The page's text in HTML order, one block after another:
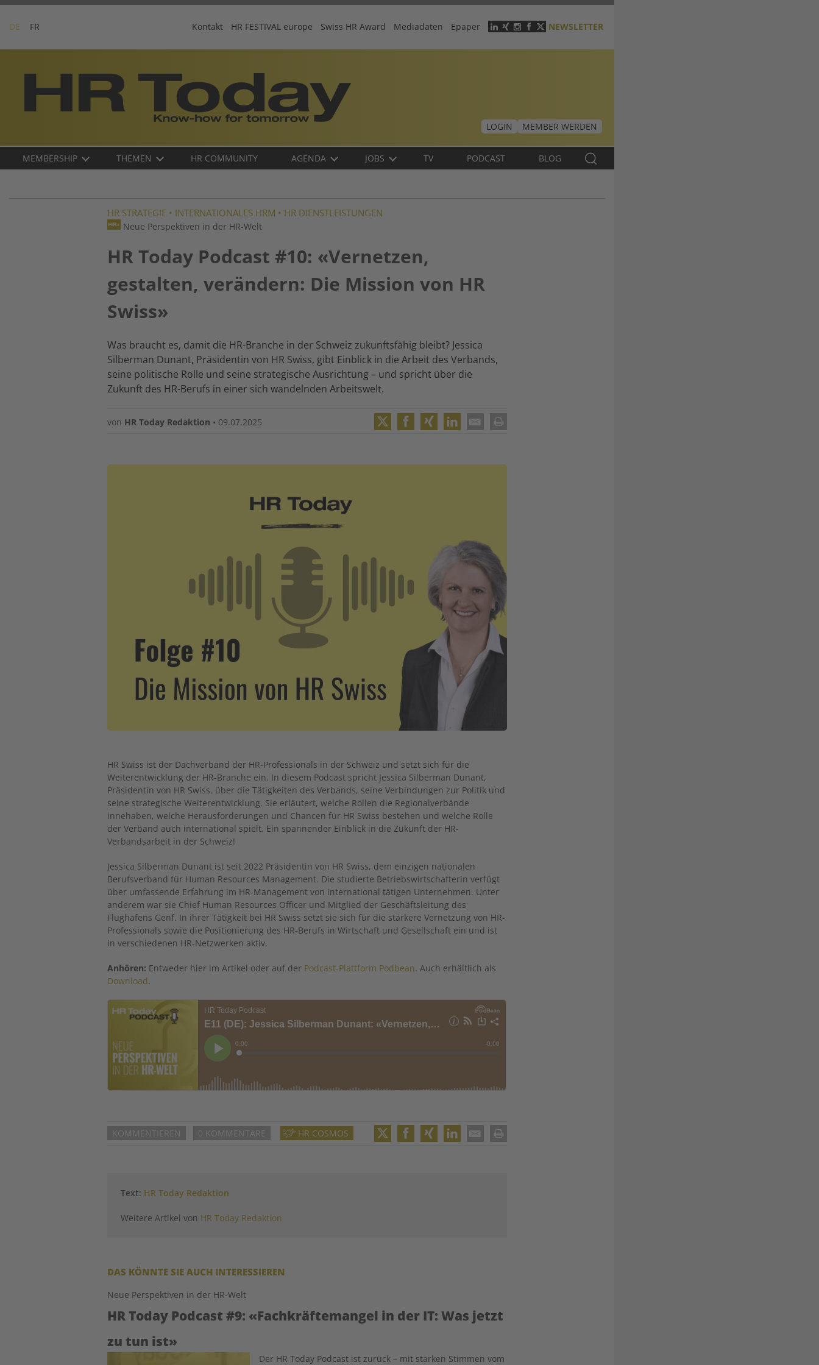
Skip
content
DE FR
Header
menu
Kontakt HR FESTIVAL europe Swiss HR Award Mediadaten Epaper NEWSLETTER
LOGIN
MEMBER WERDEN
Main
DE
MEMBERSHIP THEMEN HR COMMUNITY AGENDA JOBS TV PODCAST BLOG
HR STRATEGIE • INTERNATIONALES HRM • HR DIENSTLEISTUNGEN
Neue Perspektiven in der HR-Welt
HR Today Podcast #10: «Vernetzen,
gestalten, verändern: Die Mission von HR
Swiss»
Was braucht es, damit die HR-Branche in der Schweiz zukunftsfähig bleibt? Jessica
Silberman Dunant, Präsidentin von HR Swiss, gibt Einblick in die Arbeit des Verbands,
seine politische Rolle und seine strategische Ausrichtung – und spricht über die
Zukunft des HR-Berufs in einer sich wandelnden Arbeitswelt.
von HR Today Redaktion • 09.07.2025
HR Swiss ist der Dachverband der HR-Professionals in der Schweiz und setzt sich für die
Weiterentwicklung der HR-Branche ein. In diesem Podcast spricht Jessica Silberman Dunant,
Präsidentin von HR Swiss, über die Tätigkeiten des Verbands, seine Verbindungen zur Politik und
seine strategische Weiterentwicklung. Sie erläutert, welche Rollen die Regionalverbände
innehaben, welche Herausforderungen und Chancen für HR Swiss bestehen und welche Rolle
der Verband auch international spielt. Ein spannender Einblick in die Zukunft der HR-
Verbandsarbeit in der Schweiz!
Jessica Silberman Dunant ist seit 2022 Präsidentin von HR Swiss, dem einzigen nationalen
Berufsverband für Human Resources Management. Die studierte Betriebswirtschafterin verfügt
über umfassende Erfahrung im HR-Management von international tätigen Unternehmen. Unter
anderem war sie Chief Human Resources Officer und Mitglied der Geschäftsleitung des
Flughafens Genf. In ihrer Tätigkeit bei HR Swiss setzt sie sich für die stärkere Vernetzung von HR-
Professionals sowie die Positionierung des HR-Berufs in Wirtschaft und Gesellschaft ein und ist
in verschiedenen HR-Netzwerken aktiv.
Anhören: Entweder hier im Artikel oder auf der Podcast-Plattform Podbean. Auch erhältlich als
Download.
KOMMENTIEREN 0 KOMMENTARE HR COSMOS
Text: HR Today Redaktion
Weitere Artikel von HR Today Redaktion
DAS KÖNNTE SIE AUCH INTERESSIEREN
Neue Perspektiven in der HR-Welt
HR Today Podcast #9: «Fachkräftemangel in der IT: Was jetzt
zu tun ist»
Der HR Today Podcast ist zurück – mit starken Stimmen vom